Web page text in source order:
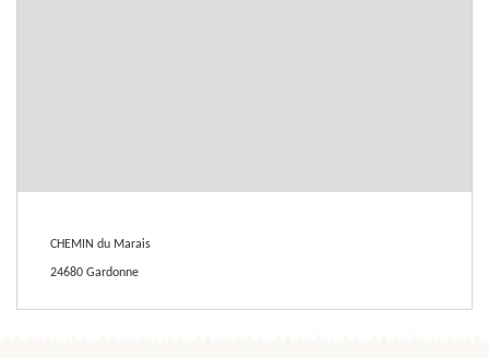
CHEMIN du Marais
24680 Gardonne